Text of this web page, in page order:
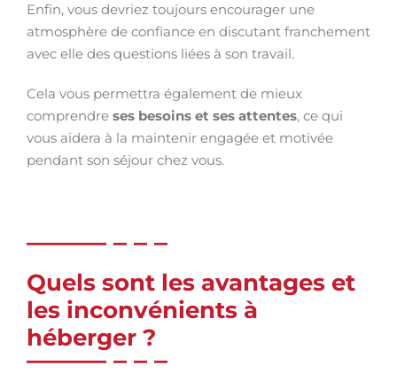
Enfin, vous devriez toujours encourager une
atmosphère de confiance en discutant franchement
avec elle des questions liées à son travail.
Cela vous permettra également de mieux
comprendre ses besoins et ses attentes, ce qui
vous aidera à la maintenir engagée et motivée
pendant son séjour chez vous.
Quels sont les avantages et
les inconvénients à
héberger ?